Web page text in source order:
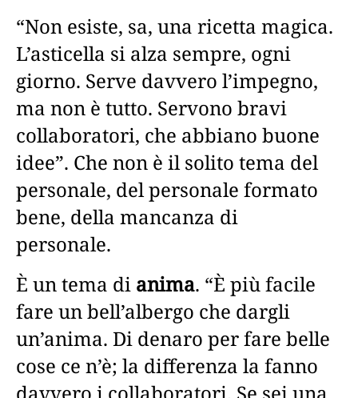
“Non esiste, sa, una ricetta magica.
L’asticella si alza sempre, ogni
giorno. Serve davvero l’impegno,
ma non è tutto. Servono bravi
collaboratori, che abbiano buone
idee”. Che non è il solito tema del
personale, del personale formato
bene, della mancanza di
personale.
È un tema di anima. “È più facile
fare un bell’albergo che dargli
un’anima. Di denaro per fare belle
cose ce n’è; la differenza la fanno
davvero i collaboratori. Se sei una